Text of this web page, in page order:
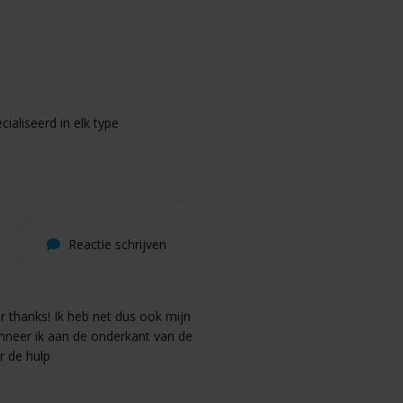
in elk type
Reactie schrijven
thanks! Ik heb net dus ook mijn
ik aan de onderkant van de
de hulp